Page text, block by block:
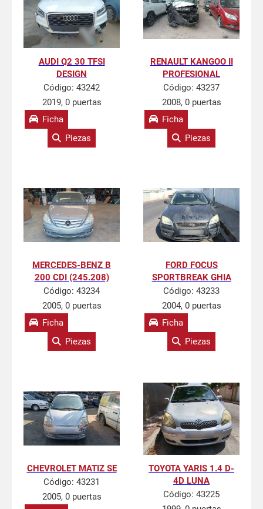
AUDI Q2 30 TFSI
DESIGN
Código: 43242
2019, 0 puertas
Ficha
Piezas
RENAULT KANGOO II
PROFESIONAL
Código: 43237
2008, 0 puertas
Ficha
Piezas
MERCEDES-BENZ B
200 CDI (245.208)
Código: 43234
2005, 0 puertas
Ficha
Piezas
FORD FOCUS
SPORTBREAK GHIA
Código: 43233
2004, 0 puertas
Ficha
Piezas
CHEVROLET MATIZ SE
Código: 43231
2005, 0 puertas
TOYOTA YARIS 1.4 D-
4D LUNA
Código: 43225